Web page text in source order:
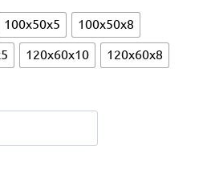
100x50x5 100x50x8
120x60x10
120x60x8